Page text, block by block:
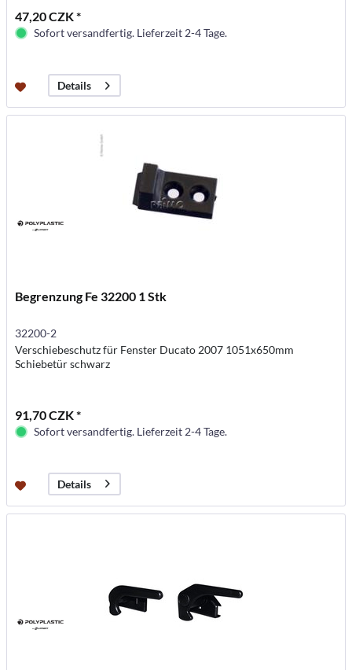
47,20 CZK *
Sofort versandfertig. Lieferzeit 2-4 Tage.
Details
Begrenzung Fe 32200 1 Stk
32200-2
Verschiebeschutz für Fenster Ducato 2007 1051x650mm
Schiebetür schwarz
91,70 CZK *
Sofort versandfertig. Lieferzeit 2-4 Tage.
Details